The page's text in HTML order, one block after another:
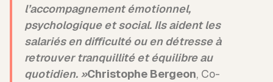
l’accompagnement émotionnel,
psychologique et social. Ils aident les
salariés en difficulté ou en détresse à
retrouver tranquillité et équilibre au
quotidien. »Christophe Bergeon, Co-